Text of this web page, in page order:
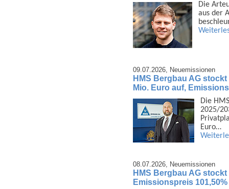
Die
aus der
09.07.2026, Neuemissionen
HMS Bergbau AG stockt
Mio. Euro auf,
Die
2025/
Euro…
08.07.2026, Neuemissionen
HMS Bergbau AG stockt
Emissionspreis 101,50%